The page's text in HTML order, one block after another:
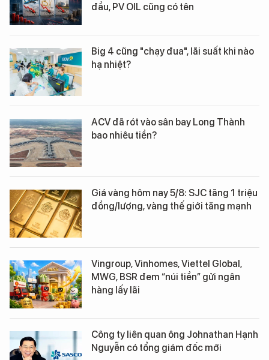
đầu, PV OIL cũng có tên
Big 4 cũng "chạy đua", lãi suất khi nào
hạ nhiệt?
ACV đã rót vào sân bay Long Thành
bao nhiêu tiền?
Giá vàng hôm nay 5/8: SJC tăng 1 triệu
đồng/lượng, vàng thế giới tăng mạnh
Vingroup, Vinhomes, Viettel Global,
MWG, BSR đem “núi tiền” gửi ngân
hàng lấy lãi
Công ty liên quan ông Johnathan Hạnh
Nguyễn có tổng giám đốc mới